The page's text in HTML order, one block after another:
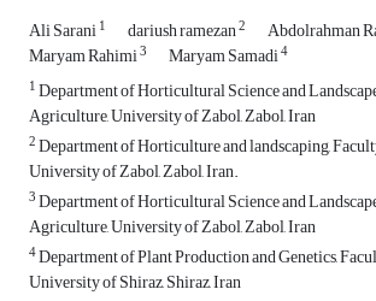
Ali Sarani1 dariush ramezan2 Abdolrahman
Maryam Rahimi3 Maryam Samadi4
1Department of Horticultural Science and
Agriculture, University of Zabol, Zabol, Iran
2Department of Horticulture and landscaping,
University of Zabol, Zabol, Iran.
3Department of Horticultural Science and
Agriculture, University of Zabol, Zabol, Iran
4Department of Plant Production and Genetics,
University of Shiraz, Shiraz, Iran